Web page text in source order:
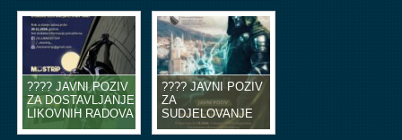
???? JAVNI POZIV
ZA DOSTAVLJANJE
LIKOVNIH RADOVA
U OBLIKU
???? JAVNI POZIV
ZA
SUDJELOVANJE
NA EDUKACIJSKIM